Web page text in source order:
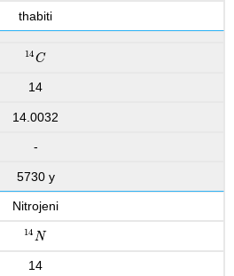
thabiti
14C
14C
14
14.0032
-
5730 y
Nitrojeni
14 N
14N
14